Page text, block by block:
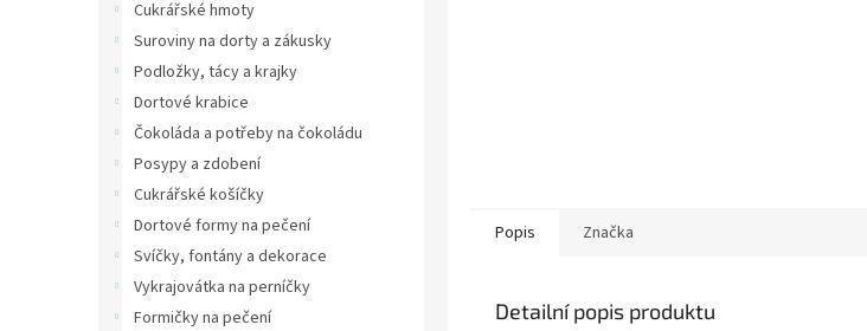
Cukrářské hmoty
Suroviny na dorty a zákusky
Podložky, tácy a krajky
Dortové krabice
Čokoláda a potřeby na čokoládu
Posypy a zdobení
Cukrářské košíčky
Dortové formy na pečení
Svíčky, fontány a dekorace
Vykrajovátka na perníčky
Formičky na pečení
Popis Značka
Detailní popis produktu